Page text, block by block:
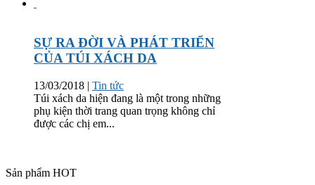
SỰ RA ĐỜI VÀ PHÁT TRIỂN
CỦA TÚI XÁCH DA
13/03/2018 | Tin tức
Túi xách da hiện đang là một trong những
phụ kiện thời trang quan trọng không chỉ
được các chị em...
Sản phẩm HOT